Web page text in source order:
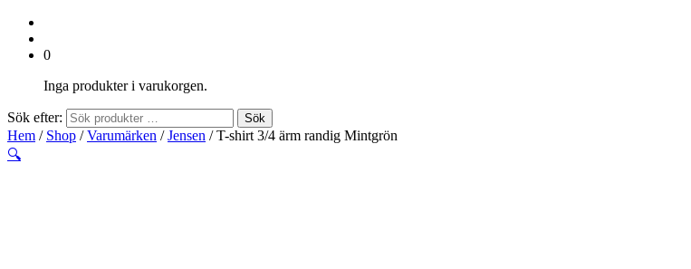
0
Inga produkter i varukorgen.
Sök efter: Sök
Hem / Shop /Varumärken /Jensen / T-shirt 3/4 ärm randig Mintgrön
🔍